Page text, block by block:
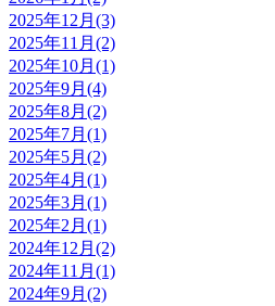
2025年12月(3)
2025年11月(2)
2025年10月(1)
2025年9月(4)
2025年8月(2)
2025年7月(1)
2025年5月(2)
2025年4月(1)
2025年3月(1)
2025年2月(1)
2024年12月(2)
2024年11月(1)
2024年9月(2)